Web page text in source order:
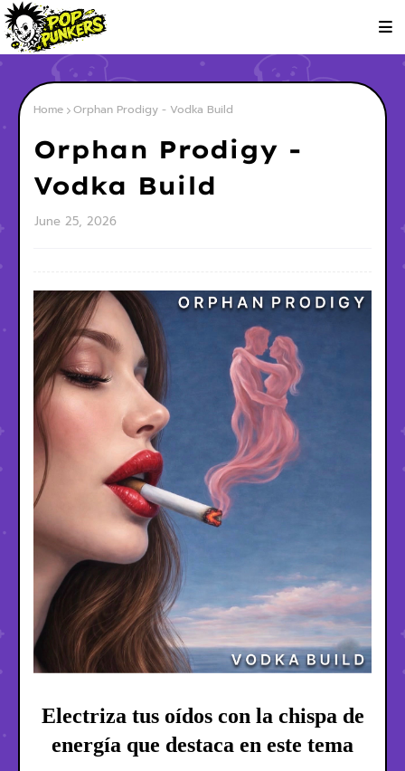
Home Orphan Prodigy - Vodka Build
Orphan Prodigy -
Vodka Build
June 25, 2026
Electriza tus oídos con la chispa de
energía que destaca en este tema